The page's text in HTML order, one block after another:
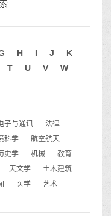
H I J
K
T U V
W
子与通讯
法律
科学
航空航天
史学 机械
教育
天文学
土木建筑
医学
艺术